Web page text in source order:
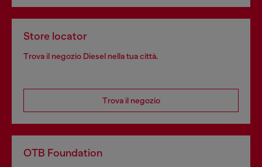
Store locator
Trova il negozio Diesel nella tua città.
Trova il negozio
OTB Foundation